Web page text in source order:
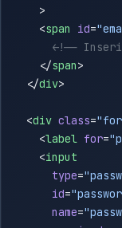
    <
span id=
    </
span
  </
div
  <
div class=
    <
label for=
    <
      type
=
      id
=
      name
=